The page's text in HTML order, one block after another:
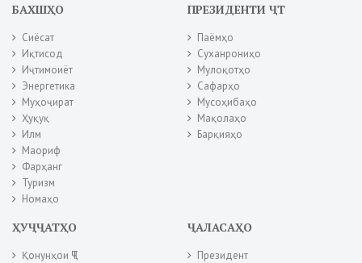
БАХШҲО
Сиёсат
Иқтисод
Иҷтимоиёт
Энергетика
Муҳоҷират
Ҳуқуқ
Илм
Маориф
Фарҳанг
Туризм
Номаҳо
ПРЕЗИДЕНТИ ҶТ
Паёмҳо
Суханрониҳо
Мулоқотҳо
Сафарҳо
Мусоҳибаҳо
Мақолаҳо
Барқияҳо
ҲУҶҶАТҲО
Қонунҳои ҶТ
ҶАЛАСАҲО
Президент